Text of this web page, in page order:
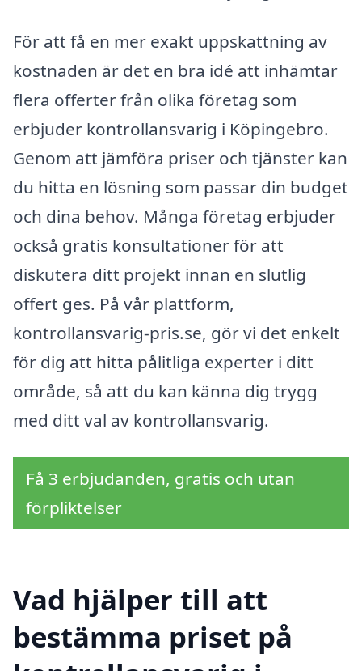
För att få en mer exakt uppskattning av
kostnaden är det en bra idé att inhämtar
flera offerter från olika företag som
erbjuder kontrollansvarig i Köpingebro.
Genom att jämföra priser och tjänster kan
du hitta en lösning som passar din budget
och dina behov. Många företag erbjuder
också gratis konsultationer för att
diskutera ditt projekt innan en slutlig
offert ges. På vår plattform,
kontrollansvarig-pris.se, gör vi det enkelt
för dig att hitta pålitliga experter i ditt
område, så att du kan känna dig trygg
med ditt val av kontrollansvarig.
Få 3 erbjudanden, gratis och utan
förpliktelser
Vad hjälper till att
bestämma priset på